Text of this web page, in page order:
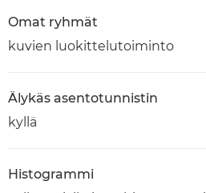
Omat ryhmät
kuvien luokittelutoiminto
Älykäs asentotunnistin
kyllä
Histogrammi